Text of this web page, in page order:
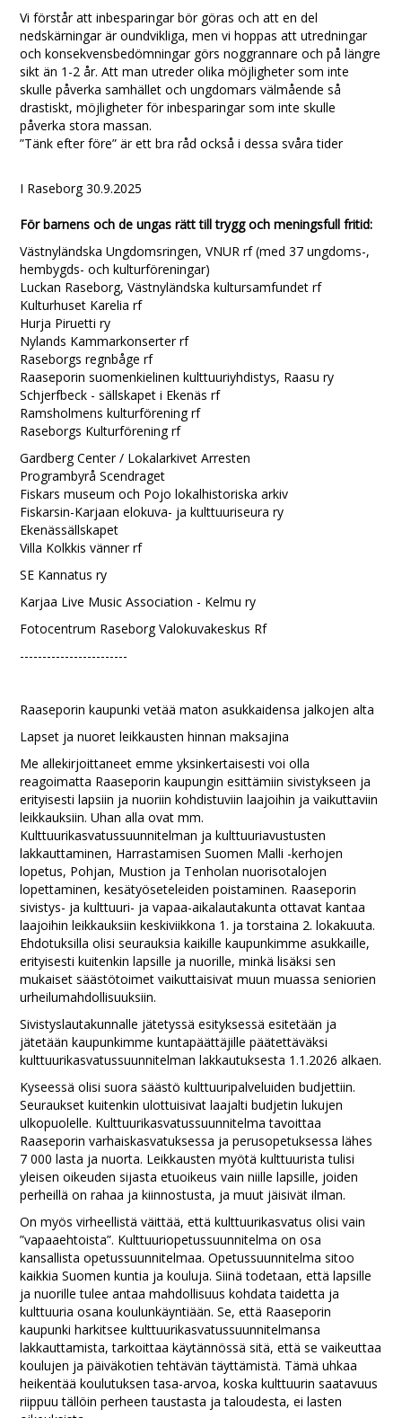
Vi förstår att inbesparingar bör göras och att en del
nedskärningar är oundvikliga, men vi hoppas att utredningar
och konsekvensbedömningar görs noggrannare och på längre
sikt än 1-2 år. Att man utreder olika möjligheter som inte
skulle påverka samhället och ungdomars välmående så
drastiskt, möjligheter för inbesparingar som inte skulle
påverka stora massan.
”Tänk efter före” är ett bra råd också i dessa svåra tider
I Raseborg 30.9.2025
För barnens och de ungas rätt till trygg och meningsfull fritid:
Västnyländska Ungdomsringen, VNUR rf (med 37 ungdoms-,
hembygds- och kulturföreningar)
Luckan Raseborg, Västnyländska kultursamfundet rf
Kulturhuset Karelia rf
Hurja Piruetti ry
Nylands Kammarkonserter rf
Raseborgs regnbåge rf
Raaseporin suomenkielinen kulttuuriyhdistys, Raasu ry
Schjerfbeck - sällskapet i Ekenäs rf
Ramsholmens kulturförening rf
Raseborgs Kulturförening rf
Gardberg Center / Lokalarkivet Arresten
Programbyrå Scendraget
Fiskars museum och Pojo lokalhistoriska arkiv
Fiskarsin-Karjaan elokuva- ja kulttuuriseura ry
Ekenässällskapet
Villa Kolkkis vänner rf
SE Kannatus ry
Karjaa Live Music Association - Kelmu ry
Fotocentrum Raseborg Valokuvakeskus Rf
------------------------
Raaseporin kaupunki vetää maton asukkaidensa jalkojen alta
Lapset ja nuoret leikkausten hinnan maksajina
Me allekirjoittaneet emme yksinkertaisesti voi olla
reagoimatta Raaseporin kaupungin esittämiin sivistykseen ja
erityisesti lapsiin ja nuoriin kohdistuviin laajoihin ja vaikuttaviin
leikkauksiin. Uhan alla ovat mm.
Kulttuurikasvatussuunnitelman ja kulttuuriavustusten
lakkauttaminen, Harrastamisen Suomen Malli -kerhojen
lopetus, Pohjan, Mustion ja Tenholan nuorisotalojen
lopettaminen, kesätyöseteleiden poistaminen. Raaseporin
sivistys- ja kulttuuri- ja vapaa-aikalautakunta ottavat kantaa
laajoihin leikkauksiin keskiviikkona 1. ja torstaina 2. lokakuuta.
Ehdotuksilla olisi seurauksia kaikille kaupunkimme asukkaille,
erityisesti kuitenkin lapsille ja nuorille, minkä lisäksi sen
mukaiset säästötoimet vaikuttaisivat muun muassa seniorien
urheilumahdollisuuksiin.
Sivistyslautakunnalle jätetyssä esityksessä esitetään ja
jätetään kaupunkimme kuntapäättäjille päätettäväksi
kulttuurikasvatussuunnitelman lakkautuksesta 1.1.2026 alkaen.
Kyseessä olisi suora säästö kulttuuripalveluiden budjettiin.
Seuraukset kuitenkin ulottuisivat laajalti budjetin lukujen
ulkopuolelle. Kulttuurikasvatussuunnitelma tavoittaa
Raaseporin varhaiskasvatuksessa ja perusopetuksessa lähes
7 000 lasta ja nuorta. Leikkausten myötä kulttuurista tulisi
yleisen oikeuden sijasta etuoikeus vain niille lapsille, joiden
perheillä on rahaa ja kiinnostusta, ja muut jäisivät ilman.
On myös virheellistä väittää, että kulttuurikasvatus olisi vain
”vapaaehtoista”. Kulttuuriopetussuunnitelma on osa
kansallista opetussuunnitelmaa. Opetussuunnitelma sitoo
kaikkia Suomen kuntia ja kouluja. Siinä todetaan, että lapsille
ja nuorille tulee antaa mahdollisuus kohdata taidetta ja
kulttuuria osana koulunkäyntiään. Se, että Raaseporin
kaupunki harkitsee kulttuurikasvatussuunnitelmansa
lakkauttamista, tarkoittaa käytännössä sitä, että se vaikeuttaa
koulujen ja päiväkotien tehtävän täyttämistä. Tämä uhkaa
heikentää koulutuksen tasa-arvoa, koska kulttuurin saatavuus
riippuu tällöin perheen taustasta ja taloudesta, ei lasten